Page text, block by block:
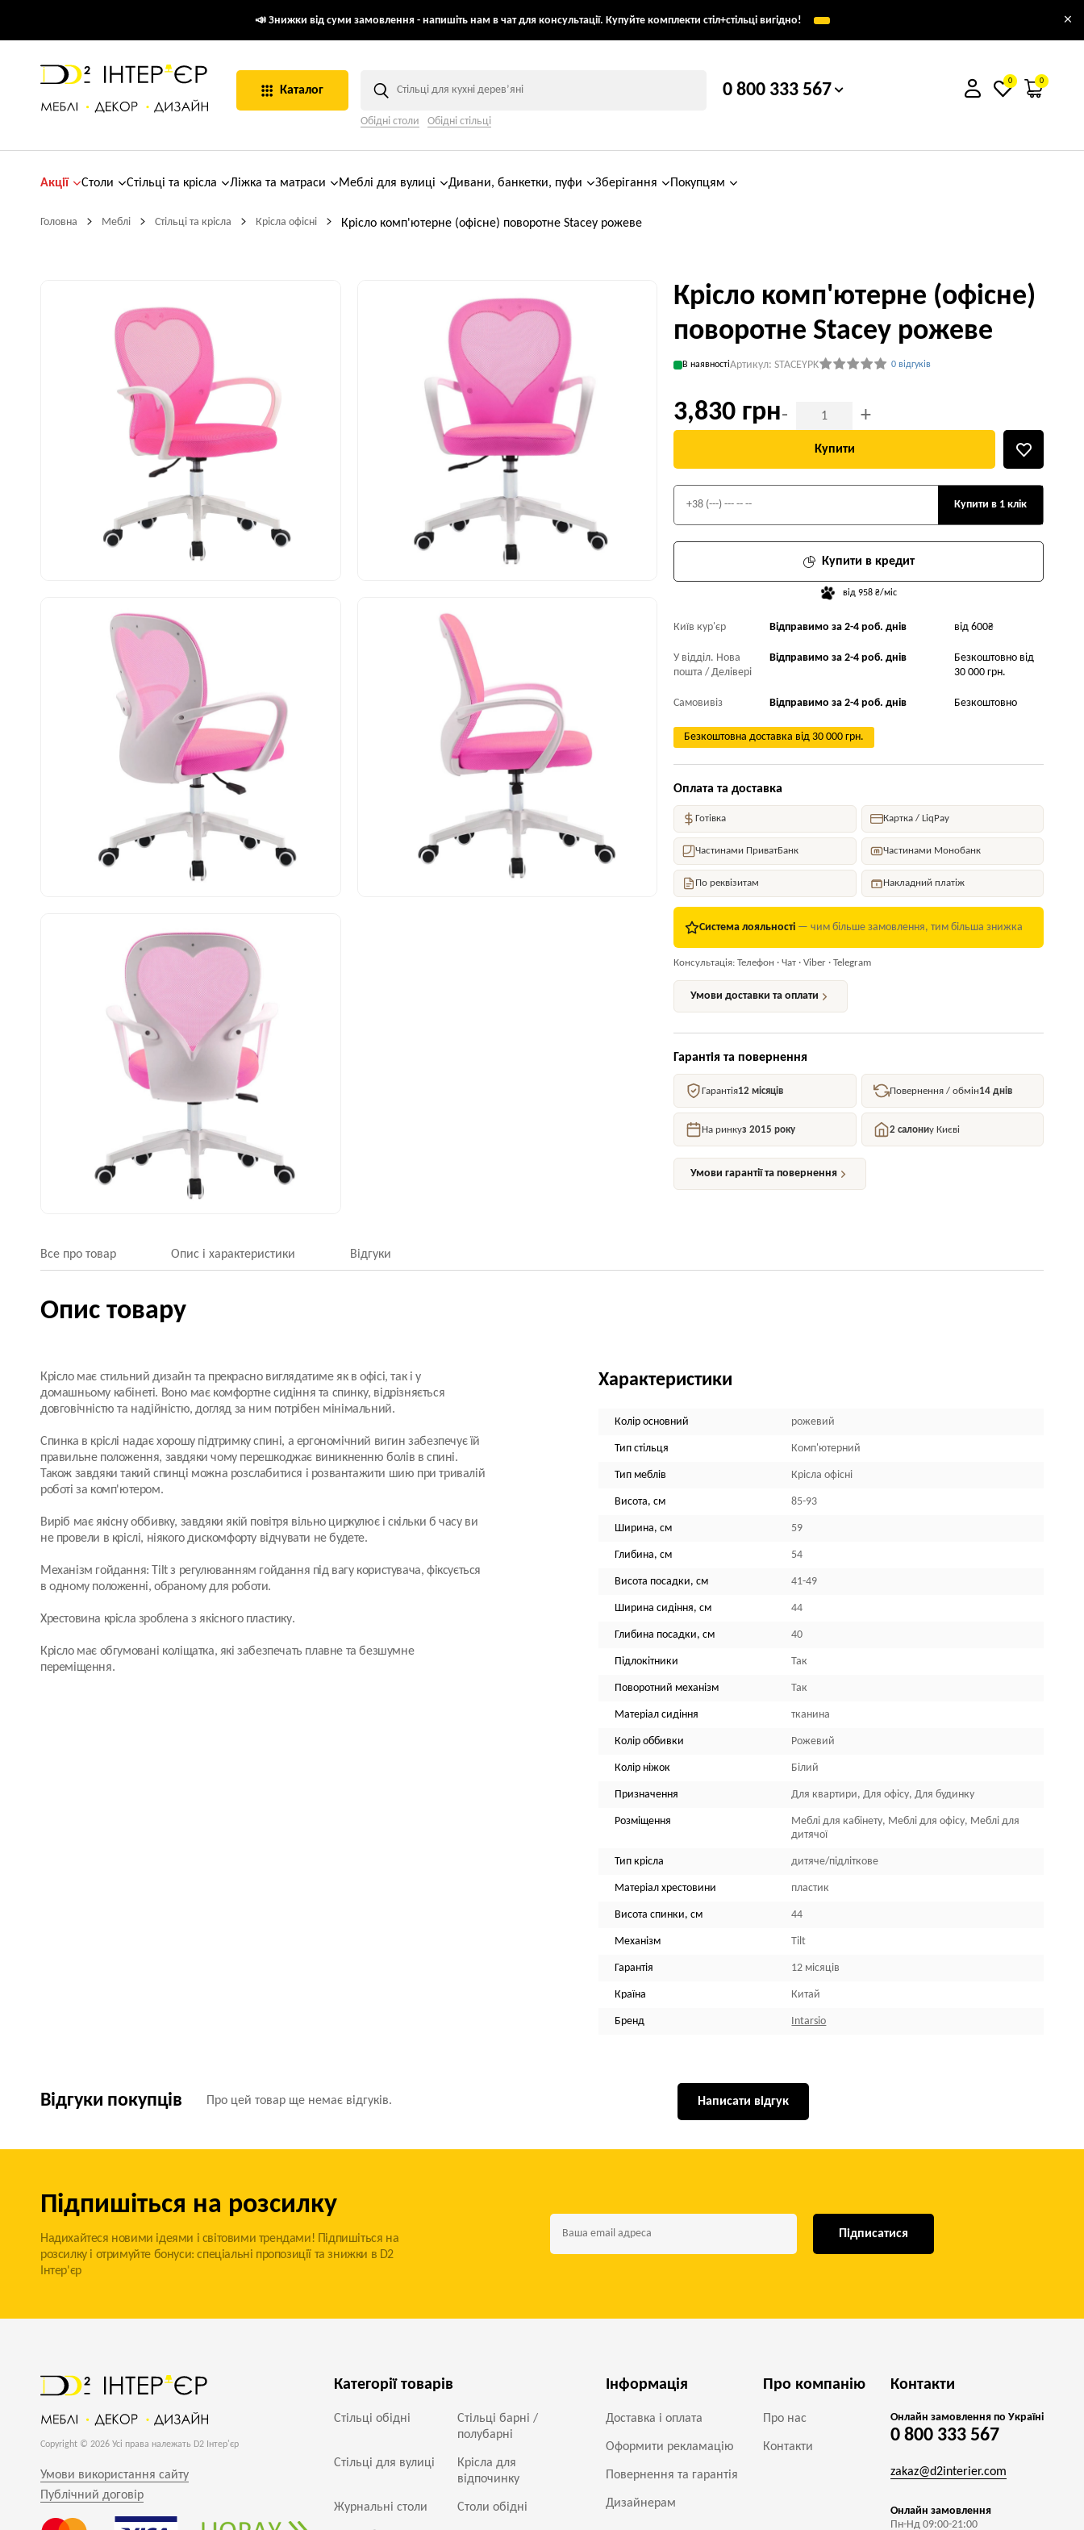
📣 Знижки від суми замовлення - напишіть нам в чат для консультації. Купуйте комплекти стіл+стільці вигідно! ×
Каталог
Обідні столи Обідні стільці
0 800 333 567 0 0
Акції Столи Стільці та крісла Ліжка та матраси Меблі для вулиці Дивани, банкетки, пуфи Зберігання Покупцям
Головна Меблі Стільці та крісла Крісла офісні Крісло комп'ютерне (офісне) поворотне Stacey рожеве
Крісло комп'ютерне (офісне)
поворотне Stacey рожеве
В наявностіАртикул: STACEYPK 0 відгуків
3,830 грн- +
Купити
Купити в кредит
від 958 ₴/міс
Купити в 1 клік
Київ кур'єр Відправимо за 2-4 роб. днів від 600₴
У відділ. Нова
пошта / Делівері
Відправимо за 2-4 роб. днів
Безкоштовно від
30 000 грн.
Самовивіз Відправимо за 2-4 роб. днів Безкоштовно
Безкоштовна доставка від 30 000 грн.
Оплата та доставка
Готівка Картка / LiqPay
Частинами ПриватБанк Частинами Монобанк
По реквізитам Накладний платіж
Система лояльності — чим більше замовлення, тим більша знижка
Консультація: Телефон · Чат · Viber · Telegram
Умови доставки та оплати
Гарантія та повернення
Гарантія12 місяців Повернення / обмін14 днів
На ринкуз 2015 року 2 салониу Києві
Умови гарантії та повернення
Все про товар Опис і характеристики Відгуки
Опис товару
Крісло має стильний дизайн та прекрасно виглядатиме як в офісі, так і у
домашньому кабінеті. Воно має комфортне сидіння та спинку, відрізняється
довговічністю та надійністю, догляд за ним потрібен мінімальний.
Спинка в кріслі надає хорошу підтримку спині, а ергономічний вигин забезпечує їй
правильне положення, завдяки чому перешкоджає виникненню болів в спині.
Також завдяки такий спинці можна розслабитися і розвантажити шию при тривалій
роботі за комп'ютером.
Виріб має якісну оббивку, завдяки якій повітря вільно циркулює і скільки б часу ви
не провели в кріслі, ніякого дискомфорту відчувати не будете.
Механізм гойдання: Tilt з регулюванням гойдання під вагу користувача, фіксується
в одному положенні, обраному для роботи.
Хрестовина крісла зроблена з якісного пластику.
Крісло має обгумовані коліщатка, які забезпечать плавне та безшумне
переміщення.
Характеристики
Колір основний рожевий
Тип стільця Комп'ютерний
Тип меблів Крісла офісні
Висота, см 85-93
Ширина, см 59
Глибина, см 54
Висота посадки, см 41-49
Ширина сидіння, см 44
Глибина посадки, см 40
Підлокітники Так
Поворотний механізм Так
Матеріал сидіння тканина
Колір оббивки Рожевий
Колір ніжок Білий
Призначення Для квартири, Для офісу, Для будинку
Розміщення
Меблі для кабінету, Меблі для офісу, Меблі для
дитячої
Тип крісла дитяче/підліткове
Матеріал хрестовини пластик
Висота спинки, см 44
Механізм Tilt
Гарантія 12 місяців
Країна Китай
Бренд Intarsio
Відгуки покупців Про цей товар ще немає відгуків. Написати відгук
Підпишіться на розсилку
Надихайтеся новими ідеями і світовими трендами! Підпишіться на
розсилку і отримуйте бонуси: спеціальні пропозиції та знижки в D2
Інтер'єр
Підписатися
Copyright © 2026 Усі права належать D2 Інтер'єр
Умови використання сайту
Публічний договір
Категорії товарів
Стільці обідні
Стільці барні /
полубарні
Стільці для вулиці
Крісла для
відпочинку
Журнальні столи Столи обідні
Інформація
Доставка і оплата
Оформити рекламацію
Повернення та гарантія
Дизайнерам
Про компанію
Про нас
Контакти
Контакти
Онлайн замовлення по Україні
0 800 333 567
zakaz@d2interier.com
Онлайн замовлення
Пн-Нд 09:00-21:00